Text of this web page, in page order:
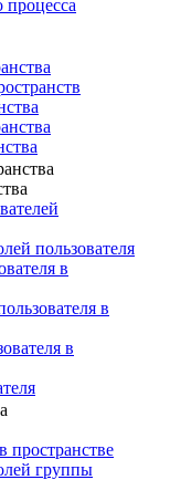
процесса
пользователя
в
в
в
пространстве
группы